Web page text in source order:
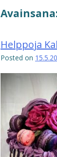
Helppoja
Posted on